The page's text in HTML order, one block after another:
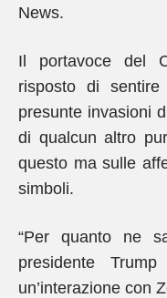
News.
Il portavoce del
risposto di sentire
presunte invasioni
di qualcun altro
questo ma sulle
simboli.
“Per quanto ne
presidente
un’interazione con